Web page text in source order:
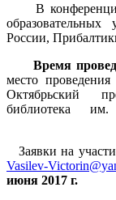
В конференции
образовательных
России,
Время
место
Октябрьский
библиотека
Заявки на
Vasilev-
июня 2017 г.